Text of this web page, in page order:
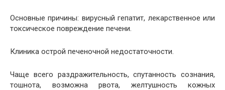
Основные причины: вирусный гепатит, лекарственное или
токсическое повреждение печени.
Клиника острой печеночной недостаточности.
Чаще всего раздражительность, спутанность сознания,
тошнота, возможна рвота, желтушность кожных